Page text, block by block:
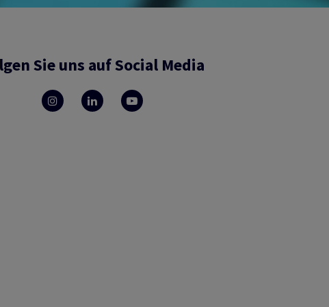
Sie uns auf Social Media